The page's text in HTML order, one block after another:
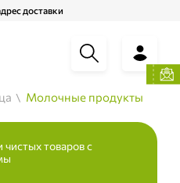
доставки
Молочные продукты
чистых товаров с